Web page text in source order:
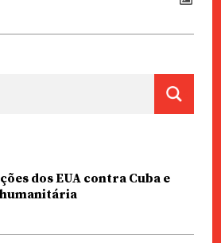
dos EUA contra Cuba e